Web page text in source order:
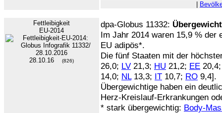
Fettleibigkeit
EU-2014
28.10.16 (826)
dpa-Globus 11332:
Im Jahr 2014 waren 15,9 % der
EU adipös*.
Die fünf Staaten mit der
26,0; LV 21,3; HU 21,2; EE
14,0; NL13,3; IT 10,7; RO 9,4].
Übergewichtige haben ein
Herz-Kreislauf-Erkrankungen
* stark übergewichtig: Body-